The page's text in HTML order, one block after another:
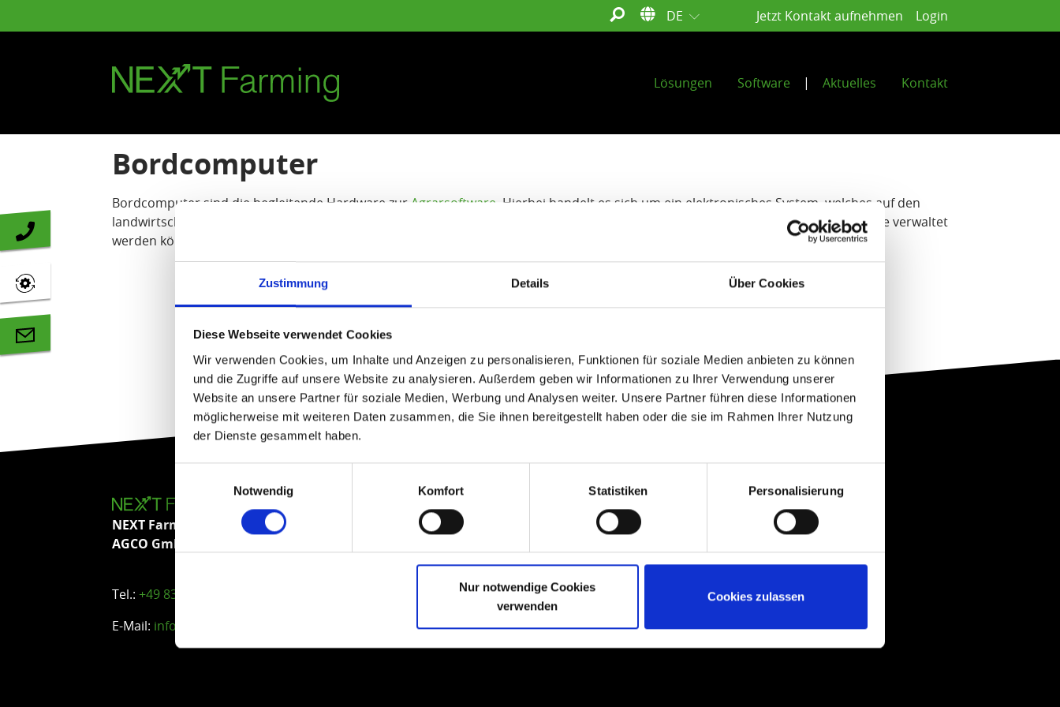
Zustimmung Details Über Cookies
Diese Webseite verwendet Cookies
Wir verwenden Cookies, um Inhalte und Anzeigen zu personalisieren, Funktionen für soziale Medien anbieten zu können
und die Zugriffe auf unsere Website zu analysieren. Außerdem geben wir Informationen zu Ihrer Verwendung unserer
Website an unsere Partner für soziale Medien, Werbung und Analysen weiter. Unsere Partner führen diese Informationen
möglicherweise mit weiteren Daten zusammen, die Sie ihnen bereitgestellt haben oder die sie im Rahmen Ihrer Nutzung
der Dienste gesammelt haben.
Notwendig
Komfort Statistiken Personalisierung
Nur notwendige Cookies
verwenden
Cookies zulassen
DE Jetzt Kontakt aufnehmen Login
Lösungen Software Aktuelles Kontakt
Bordcomputer
Bordcomputer sind die begleitende Hardware zur Agrarsoftware . Hierbei handelt es sich um ein elektronisches System, welches auf den
landwirtschaftlichen Ernte- oder Transportfahrzeugen installiert wird, damit Funktionen gesteuert und überwacht oder Datensätze verwaltet
werden können.
NEXT Farming
ist eine Marke von:
AGCO GmbH
Tel.: +49 8342 774000
E-Mail: info.nextfarming@agcocorp.com
Produkte
NEXT Farming Pro
NEXT Farming Live
Tunen AI App
NEXT Farming Apps
Kontakt
Kontakt
Hinweisgebersystem